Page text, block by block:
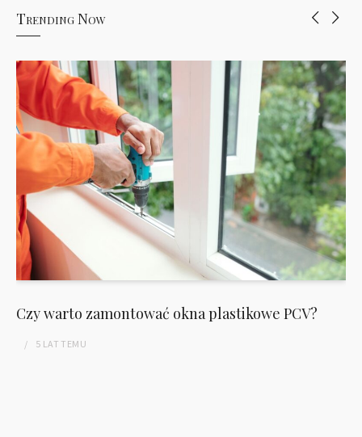
Trending Now
Czy warto zamontować okna plastikowe PCV?
5 LAT TEMU